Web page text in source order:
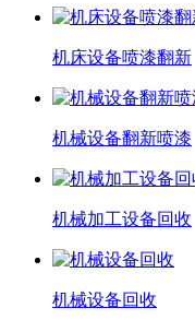
机床设备喷漆翻新
机械设备翻新喷漆
机械加工设备回收
机械设备回收